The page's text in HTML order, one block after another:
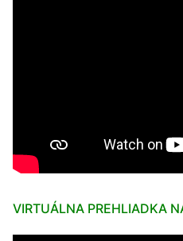
VIRTUÁLNA PREHLIADKA